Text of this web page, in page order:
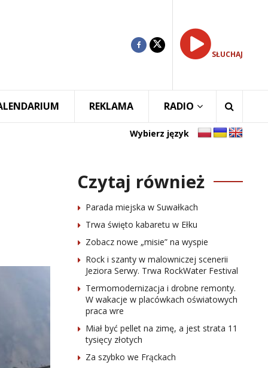
SŁUCHAJ
REKLAMA RADIO
Wybierz język
Czytaj również
Parada miejska w Suwałkach
Trwa święto kabaretu w Ełku
Zobacz nowe „misie” na wyspie
Rock i szanty w malowniczej scenerii
Jeziora Serwy. Trwa RockWater Festival
Termomodernizacja i drobne remonty.
W wakacje w placówkach oświatowych
praca wre
Miał być pellet na zimę, a jest strata 11
tysięcy złotych
Za szybko we Frąckach